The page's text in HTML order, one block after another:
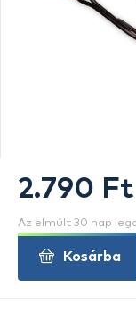
2.790 Ft
Az elmúlt 30 nap
Kosárba